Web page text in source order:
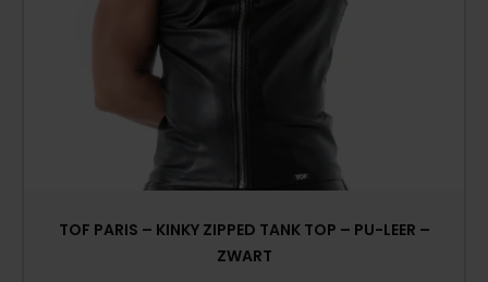
TOF PARIS – KINKY ZIPPED TANK TOP – PU-LEER –
ZWART